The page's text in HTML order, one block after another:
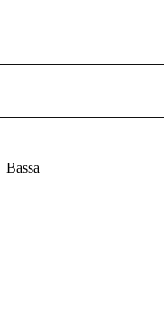
Bassa